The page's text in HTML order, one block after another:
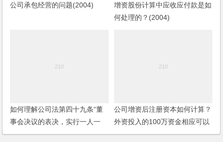
公司承包经营的问题(2004)
增资股份计算中应收应付款是如
何处理的？(2004)
如何理解公司法第四十九条“董
事会决议的表决，实行一人一
票”？
公司增资后注册资本如何计算？
外资投入的100万资金相应可以
获得多少股权？股东之间协商确